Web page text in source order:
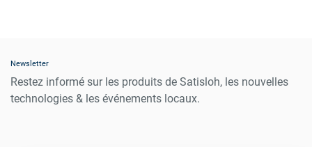
Newsletter
Restez informé sur les produits de Satisloh, les nouvelles
technologies & les événements locaux.